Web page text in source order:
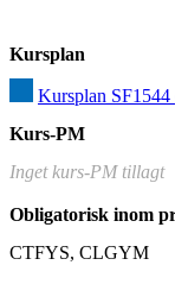
Kursplan
Kursplan
Kurs-PM
Inget kurs-PM tillagt
Obligatorisk inom
CTFYS, CLGYM